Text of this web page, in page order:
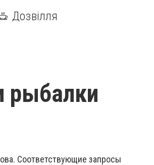
Дозвілля
рыбалки
Соответствующие запросы